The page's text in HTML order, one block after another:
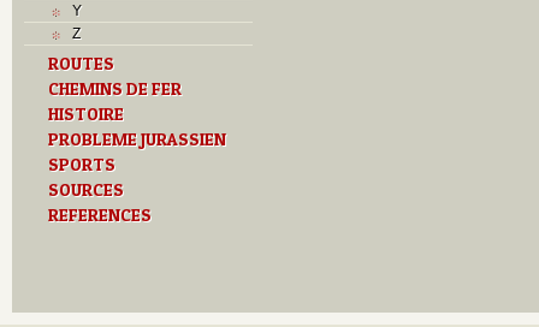
Y
Z
ROUTES
CHEMINS DE FER
HISTOIRE
PROBLEME JURASSIEN
SPORTS
SOURCES
REFERENCES